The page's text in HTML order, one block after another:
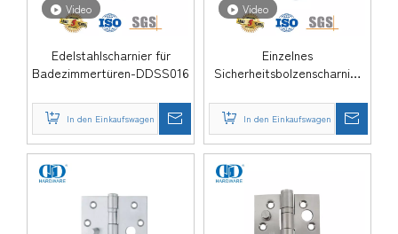
Video
Edelstahlscharnier für
Badezimmertüren-DDSS016
In den Einkaufswagen
Video
Einzelnes
Sicherheitsbolzenscharnier
Eingangstür-DDSS015-B
In den Einkaufswagen